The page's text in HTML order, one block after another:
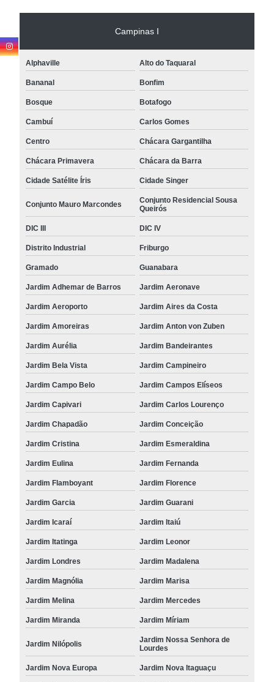
Campinas I
Alphaville Alto do Taquaral
Bananal Bonfim
Bosque Botafogo
Cambuí Carlos Gomes
Centro Chácara Gargantilha
Chácara Primavera Chácara da Barra
Cidade Satélite Íris Cidade Singer
Conjunto Mauro Marcondes
Conjunto Residencial Sousa
Queirós
DIC III DIC IV
Distrito Industrial Friburgo
Gramado Guanabara
Jardim Adhemar de Barros Jardim Aeronave
Jardim Aeroporto Jardim Aires da Costa
Jardim Amoreiras Jardim Anton von Zuben
Jardim Aurélia Jardim Bandeirantes
Jardim Bela Vista Jardim Campineiro
Jardim Campo Belo Jardim Campos Elíseos
Jardim Capivari Jardim Carlos Lourenço
Jardim Chapadão Jardim Conceição
Jardim Cristina Jardim Esmeraldina
Jardim Eulina Jardim Fernanda
Jardim Flamboyant Jardim Florence
Jardim Garcia Jardim Guarani
Jardim Icaraí Jardim Itaiú
Jardim Itatinga Jardim Leonor
Jardim Londres Jardim Madalena
Jardim Magnólia Jardim Marisa
Jardim Melina Jardim Mercedes
Jardim Miranda Jardim Míriam
Jardim Nilópolis
Jardim Nossa Senhora de
Lourdes
Jardim Nova Europa Jardim Nova Itaguaçu